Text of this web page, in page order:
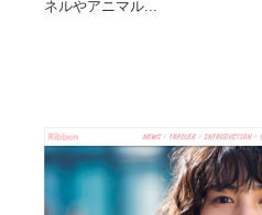
ネルやアニマル...